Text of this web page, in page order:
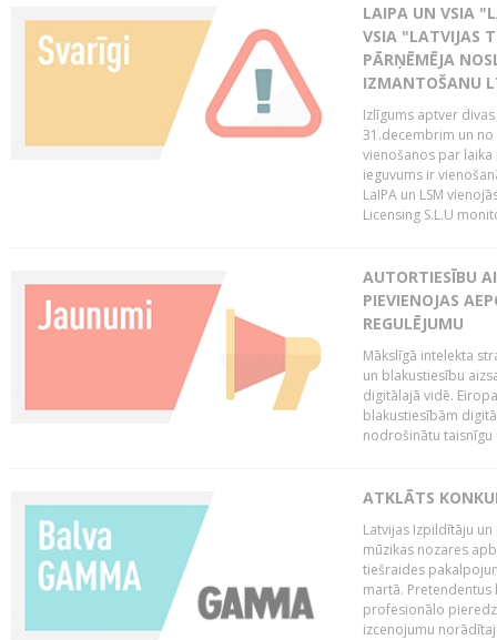
LAIPA UN VSIA
VSIA "LATVIJAS
PĀRŅĒMĒJA
IZMANTOŠANU
Izlīgums aptver
31.decembrim un no
vienošanos par
ieguvums ir
LaIPA un LSM
Licensing S.L.U
AUTORTIESĪBU
PIEVIENOJAS
REGULĒJUMU
Mākslīgā intelekta
un blakustiesību
digitālajā vidē.
blakustiesībām
nodrošinātu taisnīgu
ATKLĀTS
Latvijas Izpildītāju
mūzikas nozares
tiešraides
martā. Pretendentus
profesionālo
izcenojumu